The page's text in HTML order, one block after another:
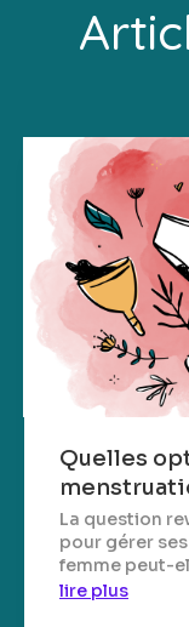
Quelles
La question
pour gérer
femme peut-
lire plus